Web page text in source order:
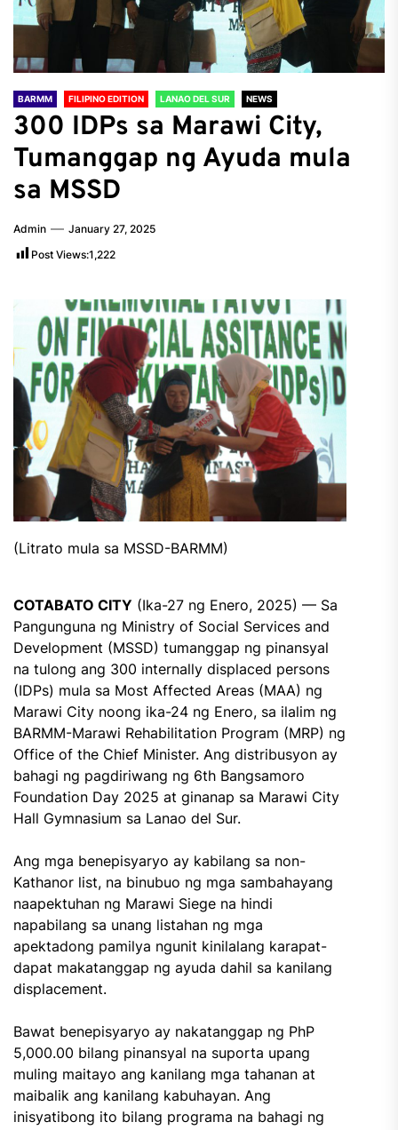
BARMM FILIPINO EDITION LANAO DEL SUR NEWS
300 IDPs sa Marawi City,
Tumanggap ng Ayuda mula
sa MSSD
Admin
January 27, 2025
Post Views:1,222
(Litrato mula sa MSSD-BARMM)
COTABATO CITY (Ika-27 ng Enero, 2025) — Sa
Pangunguna ng Ministry of Social Services and
Development (MSSD) tumanggap ng pinansyal
na tulong ang 300 internally displaced persons
(IDPs) mula sa Most Affected Areas (MAA) ng
Marawi City noong ika-24 ng Enero, sa ilalim ng
BARMM-Marawi Rehabilitation Program (MRP) ng
Office of the Chief Minister. Ang distribusyon ay
bahagi ng pagdiriwang ng 6th Bangsamoro
Foundation Day 2025 at ginanap sa Marawi City
Hall Gymnasium sa Lanao del Sur.
Ang mga benepisyaryo ay kabilang sa non-
Kathanor list, na binubuo ng mga sambahayang
naapektuhan ng Marawi Siege na hindi
napabilang sa unang listahan ng mga
apektadong pamilya ngunit kinilalang karapat-
dapat makatanggap ng ayuda dahil sa kanilang
displacement.
Bawat benepisyaryo ay nakatanggap ng PhP
5,000.00 bilang pinansyal na suporta upang
muling maitayo ang kanilang mga tahanan at
maibalik ang kanilang kabuhayan. Ang
inisyatibong ito bilang programa na bahagi ng